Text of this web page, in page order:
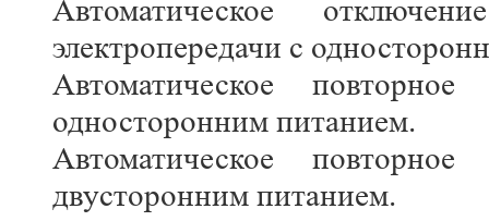
Автоматическое
электропередачи с
Автоматическое
односторонним питанием.
Автоматическое
двусторонним питанием.